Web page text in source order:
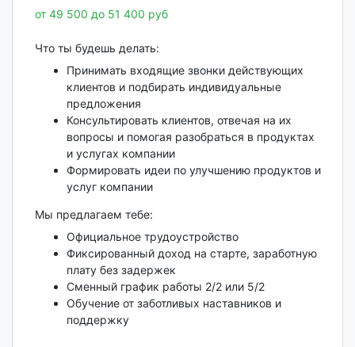
от 49 500 до 51 400 руб
Что ты будешь делать:
Принимать входящие звонки действующих
клиентов и подбирать индивидуальные
предложения
Консультировать клиентов, отвечая на их
вопросы и помогая разобраться в продуктах
и услугах компании
Формировать идеи по улучшению продуктов и
услуг компании
Мы предлагаем тебе:
Официальное трудоустройство
Фиксированный доход на старте, заработную
плату без задержек
Сменный график работы 2/2 или 5/2
Обучение от заботливых наставников и
поддержку